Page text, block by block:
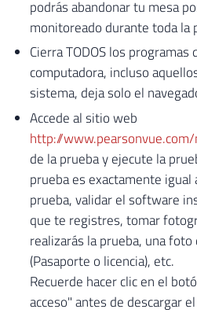
podrás abandonar tu mesa
monitoreado durante toda la
Cierra TODOS los
computadora, incluso
sistema, deja solo el
Accede al sitio web
http://
de la prueba y ejecute la
prueba es exactamente
prueba, validar el software
que te registres, tomar
realizarás la prueba, una
(Pasaporte o licencia), etc.
Recuerde hacer clic en el
acceso" antes de descargar